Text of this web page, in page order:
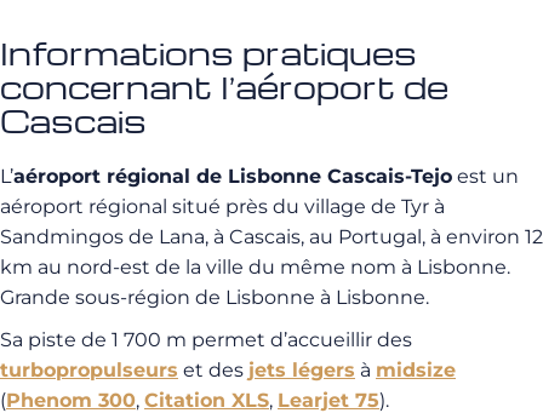
Informations pratiques
concernant l’aéroport de
Cascais
L’aéroport régional de Lisbonne Cascais-Tejo est un
aéroport régional situé près du village de Tyr à
Sandmingos de Lana, à Cascais, au Portugal, à environ 12
km au nord-est de la ville du même nom à Lisbonne.
Grande sous-région de Lisbonne à Lisbonne.
Sa piste de 1 700 m permet d’accueillir des
turbopropulseurs et des jets légers à midsize
(Phenom 300, Citation XLS, Learjet 75).